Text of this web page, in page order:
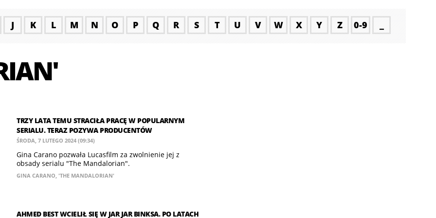
J K L M N O P Q R S T U V W X Y Z 0-9
TRZY LATA TEMU STRACIŁA PRACĘ W POPULARNYM
SERIALU. TERAZ POZYWA PRODUCENTÓW
ŚRODA, 7 LUTEGO 2024 (09:34)
Gina Carano pozwała Lucasfilm za zwolnienie jej z
obsady serialu "The Mandalorian".
GINA CARANO, 'THE MANDALORIAN'
AHMED BEST WCIELIŁ SIĘ W JAR JAR BINKSA. PO LATACH